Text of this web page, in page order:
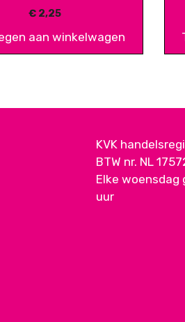
€2,25
aan winkelwagen
KVK
BTW nr. NL
Elke woensdag
uur